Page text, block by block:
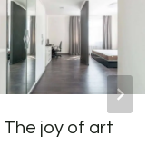
The joy of art